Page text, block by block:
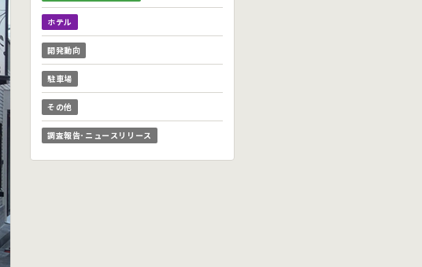
ホテル
開発動向
駐車場
その他
調査報告･ニュースリリース